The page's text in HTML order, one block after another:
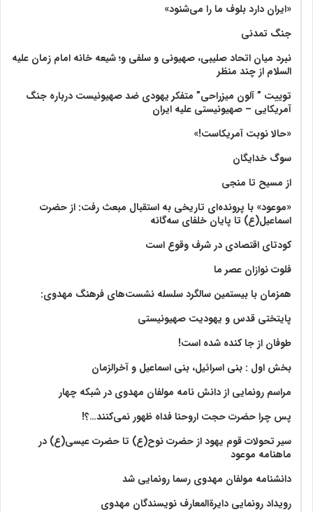
«ایران دارد بلوف ما را می‌شنود»
جنگ تمدنی
نبرد میان اتحاد صلیبی، صهیونی و سلفی و؛ شیعه خانه امام زمان علیه
السلام از چند منظر
توییت ” آلون میزراحی” متفکر یهودی ضد صهیونیست درباره جنگ
آمریکایی – صهیونیستی علیه ایران
«حالا نوبت آمریکاست!»
سوگ خدایگان
از مسیح تا منجی
«موعود» با پرونده‌ای تاریخی به استقبال مبعث رفت: از حضرت
اسماعیل(ع) تا پایان خلفای سه‌گانه
کودتای اقتصادی در شرف وقوع است
فلوت نوازان عصر ما
همزمان با بیستمین سالگرد سلسله نشست‌های فرهنگ مهدوی:‌
پایتختی قدس و یهودیت صهیونیستی
طوفان از جا کنده شده است!
بخش اول : بنی اسرائیل، بنی اسماعیل و آخرالزمان
مراسم رونمایی از دانش نامه مولفان مهدوی در شبکه چهار
پس چرا حضرت حجت اروحنا فداه ظهور نمی‌کنند…؟!
سیر تحولات قوم یهود از حضرت نوح(ع) تا حضرت عیسی(ع) در
ماهنامه موعود
دانشنامه مولفان مهدوی رسما رونمایی شد
رویداد رونمایی دایرةالمعارف نویسندگان مهدوی